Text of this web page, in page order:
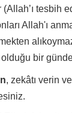
tesbih
Allah'ı
bir
, zekâtı verin